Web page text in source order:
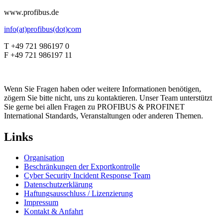
www.profibus.de
info(at)profibus(dot)com
T +49 721 986197 0
F +49 721 986197 11
Wenn Sie Fragen haben oder weitere Informationen benötigen,
zögern Sie bitte nicht, uns zu kontaktieren. Unser Team unterstützt
Sie gerne bei allen Fragen zu PROFIBUS & PROFINET
International Standards, Veranstaltungen oder anderen Themen.
Links
Organisation
Beschränkungen der Exportkontrolle
Cyber Security Incident Response Team
Datenschutzerklärung
Haftungsausschluss / Lizenzierung
Impressum
Kontakt & Anfahrt